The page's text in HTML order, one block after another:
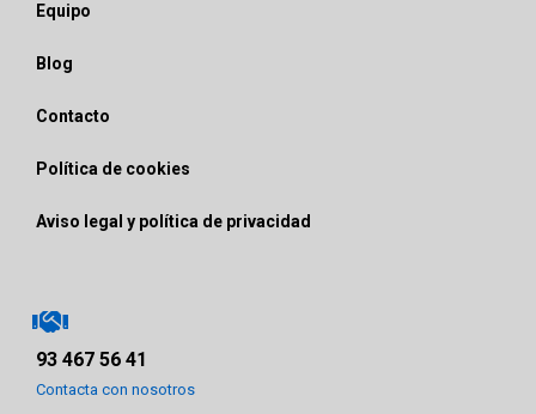
Equipo
Blog
Contacto
Política de cookies
Aviso legal y política de privacidad
93 467 56 41
Contacta con nosotros